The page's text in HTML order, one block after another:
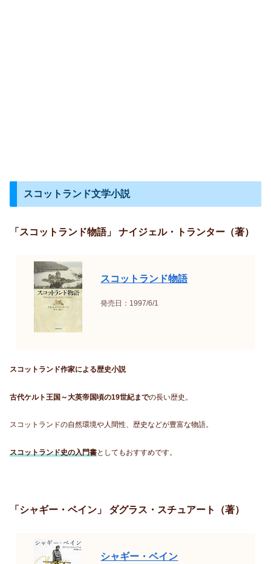
スコットランド文学小説
「スコットランド物語」 ナイジェル・トランター（著）
スコットランド物語
発売日：1997/6/1
スコットランド作家による歴史小説
古代ケルト王国～大英帝国頃の19世紀までの長い歴史。
スコットランドの自然環境や人間性、歴史などが豊富な物語。
スコットランド史の入門書としてもおすすめです。
「シャギー・ベイン」 ダグラス・スチュアート（著）
シャギー・ベイン